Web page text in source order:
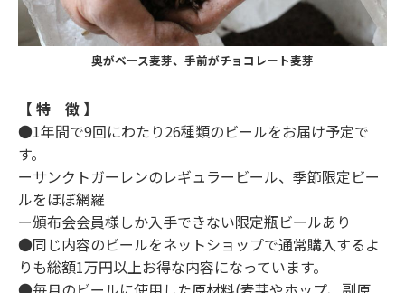
奥がベース麦芽、手前がチョコレート麦芽
【 特 徴 】
●1年間で9回にわたり26種類のビールをお届け予定で
す。
ーサンクトガーレンのレギュラービール、季節限定ビー
ルをほぼ網羅
ー頒布会会員様しか入手できない限定瓶ビールあり
●同じ内容のビールをネットショップで通常購入するよ
りも総額1万円以上お得な内容になっています。